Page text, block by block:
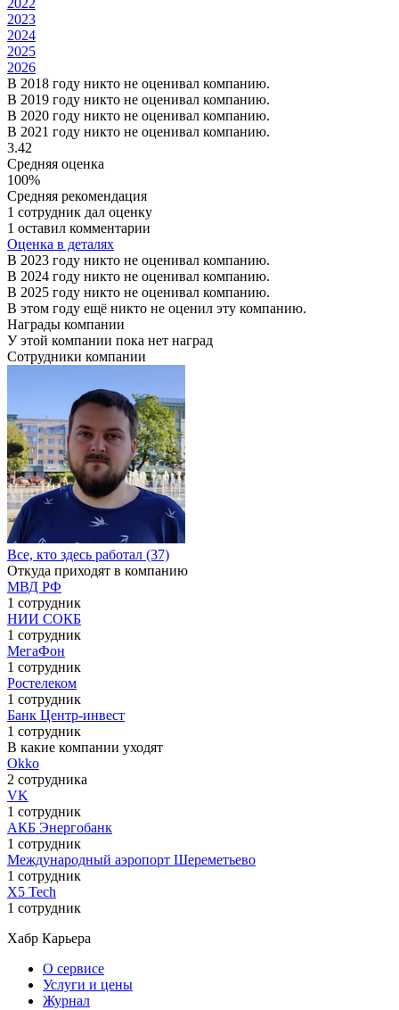
2023
2024
2025
2026
В 2018 году никто не оценивал компанию.
В 2019 году никто не оценивал компанию.
В 2020 году никто не оценивал компанию.
В 2021 году никто не оценивал компанию.
3.42
Средняя оценка
100%
Средняя рекомендация
1 сотрудник дал оценку
1 оставил комментарии
Оценка в деталях
В 2023 году никто не оценивал компанию.
В 2024 году никто не оценивал компанию.
В 2025 году никто не оценивал компанию.
В этом году ещё никто не оценил эту компанию.
Награды компании
У этой компании пока нет наград
Сотрудники компании
Все, кто здесь работал (37)
Откуда приходят в компанию
МВД РФ
1 сотрудник
НИИ СОКБ
1 сотрудник
МегаФон
1 сотрудник
Ростелеком
1 сотрудник
Банк Центр-инвест
1 сотрудник
В какие компании уходят
Okko
2 сотрудника
VK
1 сотрудник
АКБ Энергобанк
1 сотрудник
Международный аэропорт Шереметьево
1 сотрудник
X5 Tech
1 сотрудник
Хабр Карьера
О сервисе
Услуги и цены
Журнал